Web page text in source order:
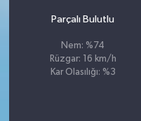
Parçalı Bulutlu
Nem: %74
Rüzgar: 16 km/h
Kar Olasılığı: %3